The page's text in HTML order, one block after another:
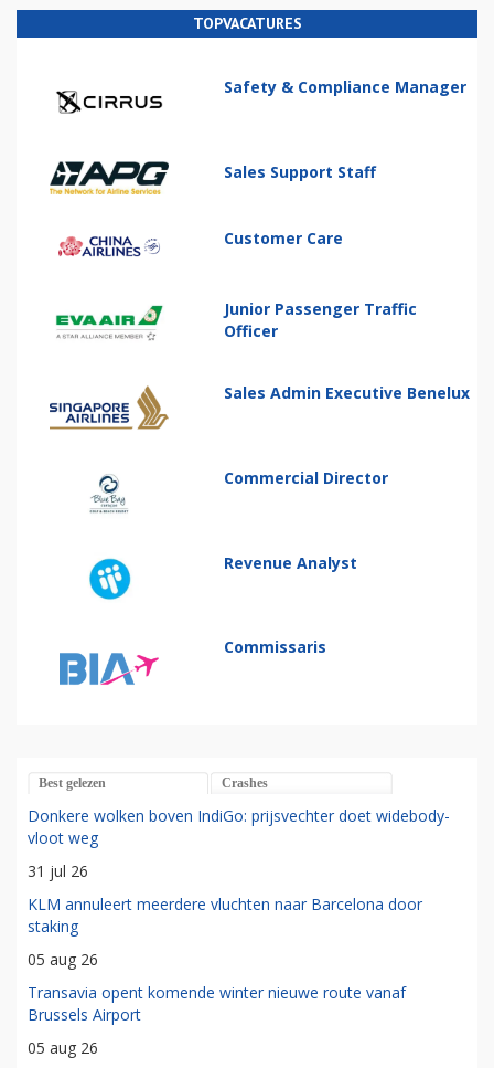
TOPVACATURES
Safety & Compliance Manager
Sales Support Staff
Customer Care
Junior Passenger Traffic
Officer
Sales Admin Executive Benelux
Commercial Director
Revenue Analyst
Commissaris
Best gelezen Crashes
Donkere wolken boven IndiGo: prijsvechter doet widebody-
vloot weg
31 jul 26
KLM annuleert meerdere vluchten naar Barcelona door
staking
05 aug 26
Transavia opent komende winter nieuwe route vanaf
Brussels Airport
05 aug 26